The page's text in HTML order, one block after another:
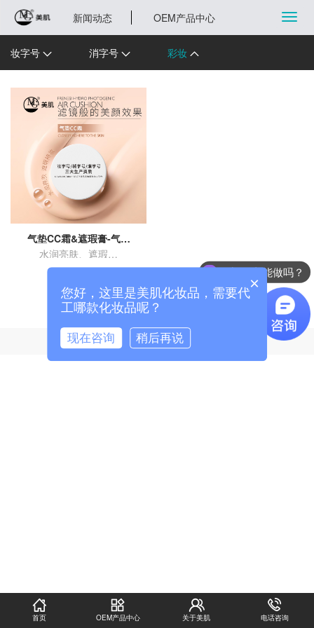
切
换
导
新闻动态 OEM产品中心
妆字号 消字号 彩妆
气垫CC霜&遮瑕膏-气垫
CC霜代工贴牌-气垫bb霜
OEM代加工-气垫CC代工
生产厂家
水润亮肤、遮瑕持
妆、防护轻透、亮白
地址: 广州市番禺区番山E谷总部1号楼1座
首页 OEM产品中心 关于美肌 电话咨询
热门配方能做吗？
×
您好，这里是美肌化妆品，需要代
工哪款化妆品呢？
现在咨询 稍后再说